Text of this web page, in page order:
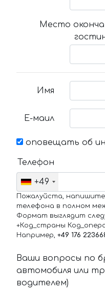
Место
Имя
Е-маил
оповещать об
Телефон
+49
Пожалуйста,
телефона в полном
Формат выглядит
+Код_страны
Например, +49 176
Ваши вопросы по
автомобиля или
водителем)